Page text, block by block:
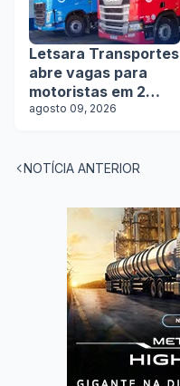
Letsara Transportes
abre vagas para
motoristas em 2
estados
agosto 09, 2026
NOTÍCIA ANTERIOR